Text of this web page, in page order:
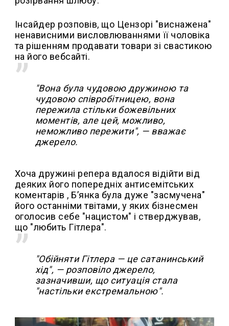
Інсайдер розповів, що Цензорі "виснажена"
ненависними висловлюваннями її чоловіка
та рішенням продавати товари зі свастикою
на його вебсайті.
"Вона була чудовою дружиною та
чудовою співробітницею, вона
пережила стільки божевільних
моментів, але цей, можливо,
неможливо пережити", — вважає
джерело.
Хоча дружині репера вдалося відійти від
деяких його попередніх антисемітських
коментарів , Бʼянка була дуже "засмучена"
його останніми твітами, у яких бізнесмен
оголосив себе "нацистом" і стверджував,
що "любить Гітлера".
"Обійняти Гітлера — це сатанинський
хід", — розповіло джерело,
зазначивши, що ситуація стала
"настільки екстремальною".